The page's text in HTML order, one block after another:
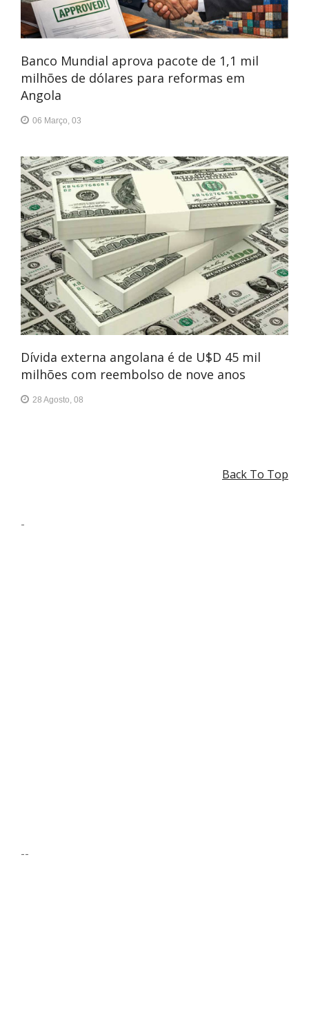
Banco Mundial aprova pacote de 1,1 mil
milhões de dólares para reformas em
Angola
06 Março, 03
Dívida externa angolana é de U$D 45 mil
milhões com reembolso de nove anos
28 Agosto, 08
Back To Top
-
--